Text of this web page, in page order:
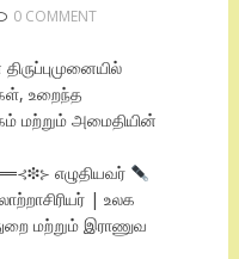
0 COMMENT
உறைந்த
மற்றும் அமைதியின்
எழுதியவர்
| உலக
மற்றும் இராணுவ